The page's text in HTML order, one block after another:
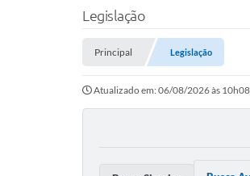
Legislação
Principal Legislação
Atualizado em: 06/08/2026 às 10h08